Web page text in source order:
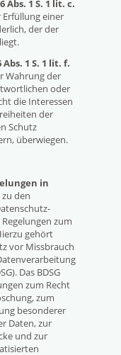
1 S. 1 lit. c.
Erfüllung einer
der der
1 S. 1 lit. f.
Wahrung der
oder
die Interessen
der
Schutz
überwiegen.
in
zu den
zum
gehört
vor Missbrauch
Das BDSG
zum Recht
zum
besonderer
Daten, zur
und zur